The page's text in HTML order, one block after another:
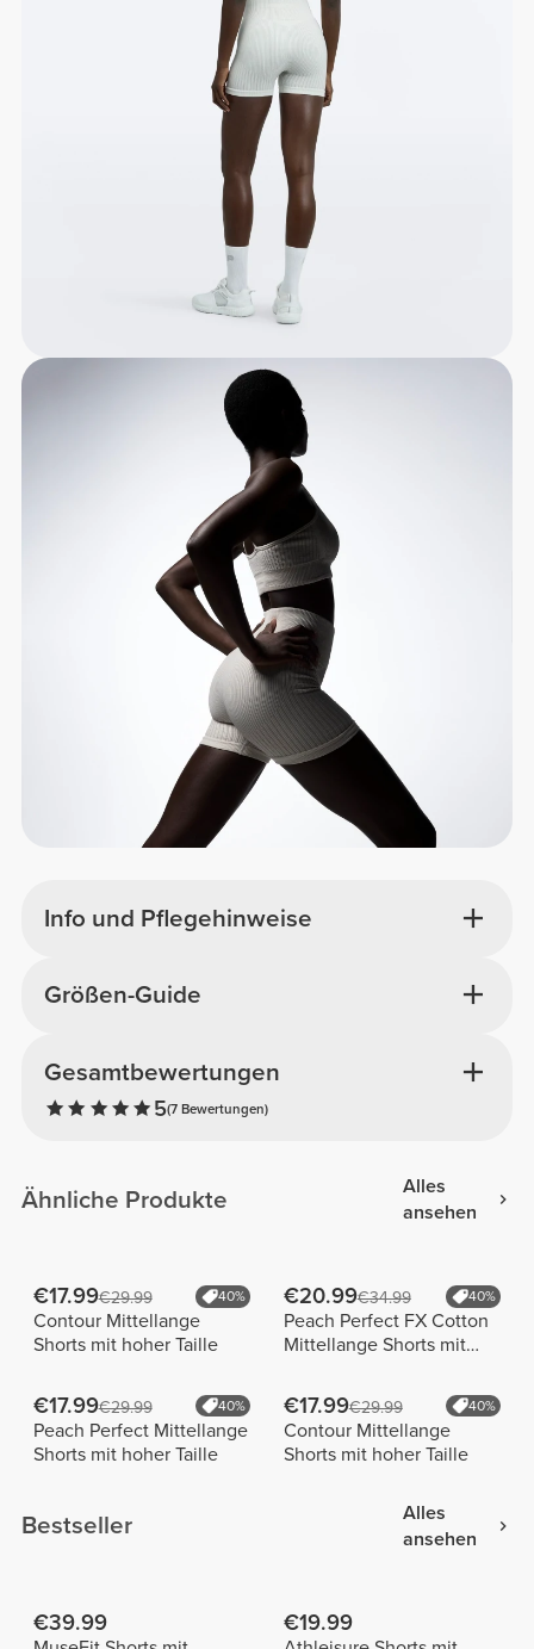
Info und Pflegehinweise
Gesamtbewertungen
5(7 Bewertungen)
Größen-Guide
Ähnliche Produkte
Alles
ansehen
€17.99€29.99 40%
Contour Mittellange
Shorts mit hoher Taille
€20.99€34.99 40%
Peach Perfect FX Cotton
Mittellange Shorts mit
€17.99€29.99 40%
Peach Perfect Mittellange
Shorts mit hoher Taille
€17.99€29.99 40%
Contour Mittellange
Shorts mit hoher Taille
Bestseller
Alles
ansehen
€39.99 €19.99